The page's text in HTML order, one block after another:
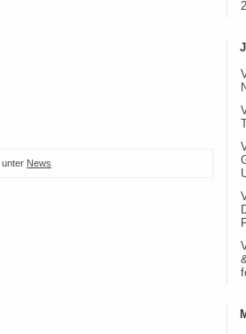
unter News